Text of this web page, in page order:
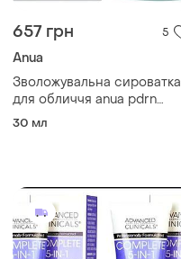
657 грн 5
Anua
Зволожувальна сироватка
для обличчя anua pdrn
hyaluronic acid capsule 100
30 мл